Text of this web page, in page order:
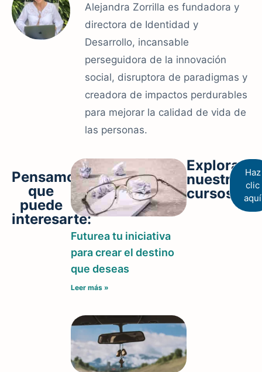
Pensamos
que
puede
interesarte:
Futurea tu iniciativa
para crear el destino
que deseas
Leer más »
Explora
nuestros
cursos
Haz
clic
aquí
Alejandra Zorrilla es fundadora y
directora de Identidad y
Desarrollo, incansable
perseguidora de la innovación
social, disruptora de paradigmas y
creadora de impactos perdurables
para mejorar la calidad de vida de
las personas.